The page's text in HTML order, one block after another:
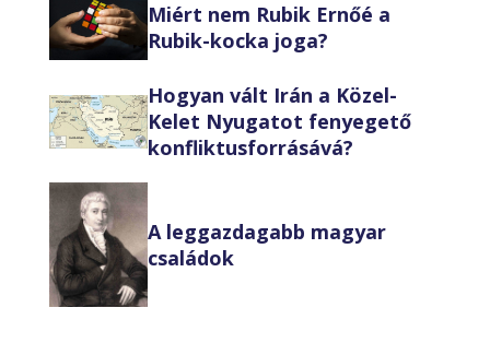
Miért nem Rubik Ernőé a
Rubik-kocka joga?
Hogyan vált Irán a Közel-
Kelet Nyugatot fenyegető
konfliktusforrásává?
A leggazdagabb magyar
családok